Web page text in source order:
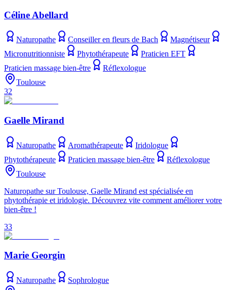
Céline Abellard
Naturopathe Conseiller en fleurs de Bach
Magnétiseur
Micronutritionniste
Phytothérapeute
Praticien EFT
Praticien massage bien-être
Réflexologue
Toulouse
32
Gaelle Mirand
Naturopathe Aromathérapeute
Iridologue
Phytothérapeute
Praticien massage bien-être
Réflexologue
Toulouse
Naturopathe sur Toulouse, Gaelle Mirand est spécialisée en
phytothérapie et iridologie. Découvrez vite comment améliorer votre
bien-être !
33
Marie Georgin
Naturopathe Sophrologue